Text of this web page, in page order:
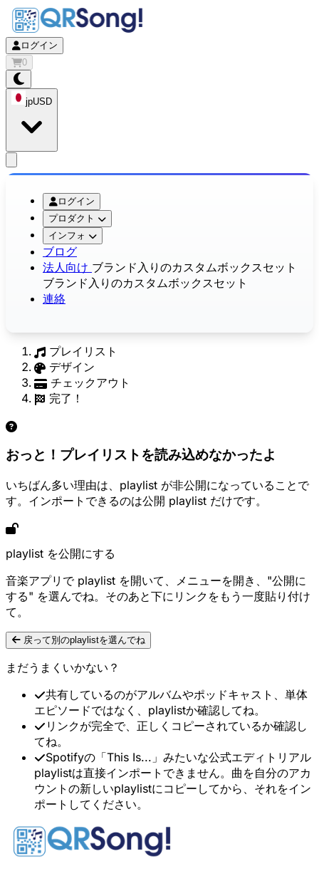
ログイン
0
jpUSD
ログイン
プロダクト
インフォ
ブログ
法人向け ブランド入りのカスタムボックスセット
ブランド入りのカスタムボックスセット
連絡
プレイリスト
デザイン
チェックアウト
完了！
おっと！プレイリストを読み込めなかったよ
いちばん多い理由は、playlist が非公開になっていることで
す。インポートできるのは公開 playlist だけです。
playlist を公開にする
音楽アプリで playlist を開いて、メニューを開き、"公開に
する" を選んでね。そのあと下にリンクをもう一度貼り付け
て。
戻って別のplaylistを選んでね
まだうまくいかない？
共有しているのがアルバムやポッドキャスト、単体
エピソードではなく、playlistか確認してね。
リンクが完全で、正しくコピーされているか確認し
てね。
Spotifyの「This Is...」みたいな公式エディトリアル
playlistは直接インポートできません。曲を自分のアカ
ウントの新しいplaylistにコピーしてから、それをイン
ポートしてください。